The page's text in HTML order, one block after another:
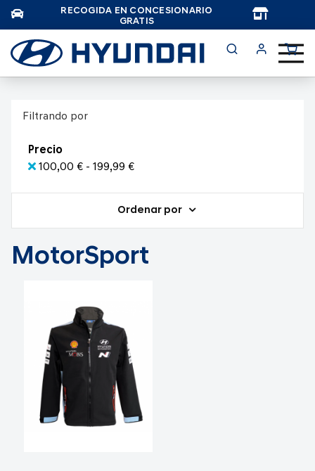
RECOGIDA EN CONCESIONARIO
GRATIS
Filtrando por
Precio
100,00 € - 199,99 €
Ordenar por
MotorSport